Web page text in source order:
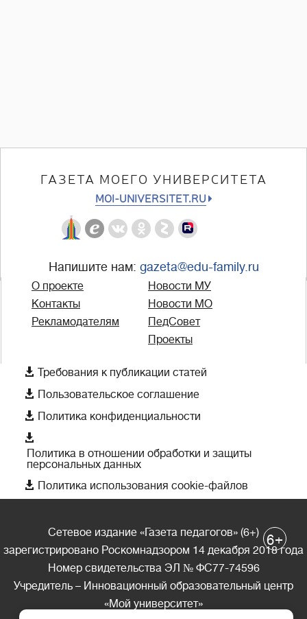
ГАЗЕТА МОЕГО УНИВЕРСИТЕТА
MOI-UNIVERSITET.RU
Напишите нам: gazeta@edu-family.ru
О проекте
Контакты
Рекламодателям
Новости МУ
Новости МО
ПедСовет
Проекты
 Требования к публикации статей
 Пользовательское соглашение
 Политика конфиденциальности

Политика в отношении обработки и защиты
персональных данных
 Политика использования cookie-файлов
Сетевое издание «Газета педагогов» (6+)
зарегистрировано Роскомнадзором 14 декабря 2018 года
Номер свидетельства ЭЛ № ФС77-74596
Учредитель – Инновационный образовательный центр
«Мой университет»
6+